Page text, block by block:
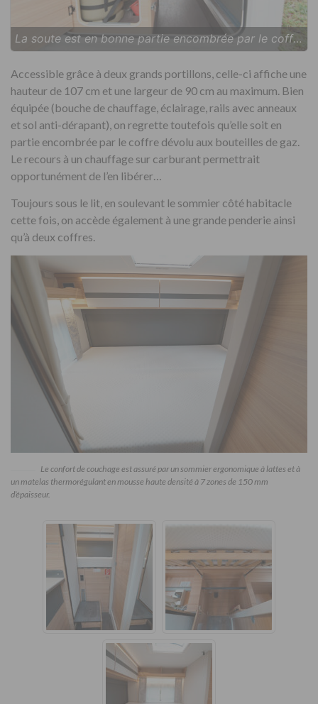
La soute est en bonne partie encombrée par le coffre à gaz. Dommage !
Accessible grâce à deux grands portillons, celle-ci affiche une
hauteur de 107 cm et une largeur de 90 cm au maximum. Bien
équipée (bouche de chauffage, éclairage, rails avec anneaux
et sol anti-dérapant), on regrette toutefois qu’elle soit en
partie encombrée par le coffre dévolu aux bouteilles de gaz.
Le recours à un chauffage sur carburant permettrait
opportunément de l’en libérer…
Toujours sous le lit, en soulevant le sommier côté habitacle
cette fois, on accède également à une grande penderie ainsi
qu’à deux coffres.
Le confort de couchage est assuré par un sommier ergonomique à lattes et à
un matelas thermorégulant en mousse haute densité à 7 zones de 150 mm
d’épaisseur.